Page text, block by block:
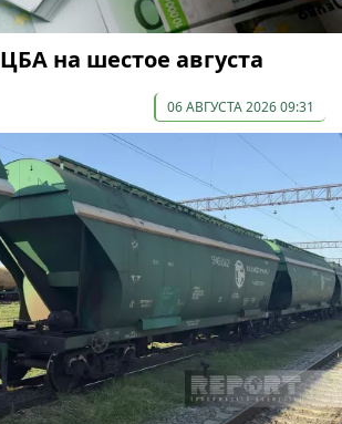
на шестое августа
06 АВГУСТА 2026 09:31